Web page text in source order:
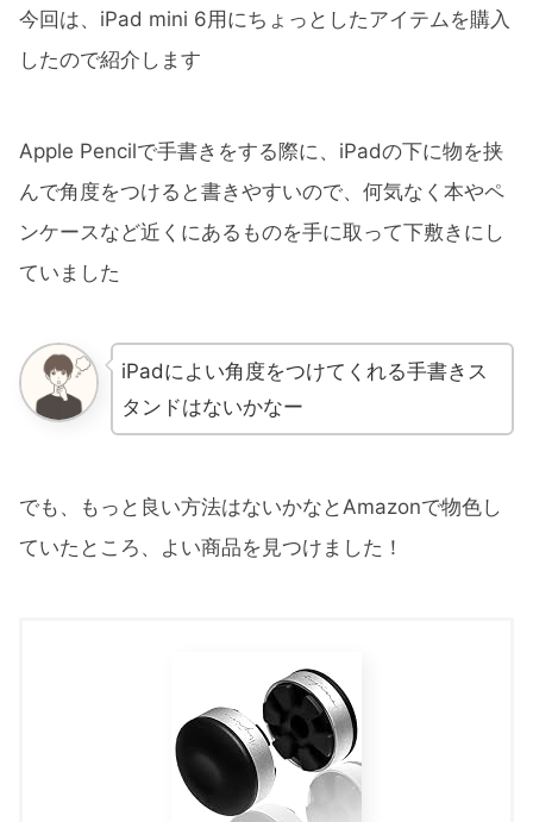
今回は、iPad mini 6用にちょっとしたアイテムを購入
したので紹介します
Apple Pencilで手書きをする際に、iPadの下に物を挟
んで角度をつけると書きやすいので、何気なく本やペ
ンケースなど近くにあるものを手に取って下敷きにし
ていました
iPadによい角度をつけてくれる手書きス
タンドはないかなー
でも、もっと良い方法はないかなとAmazonで物色し
ていたところ、よい商品を見つけました！